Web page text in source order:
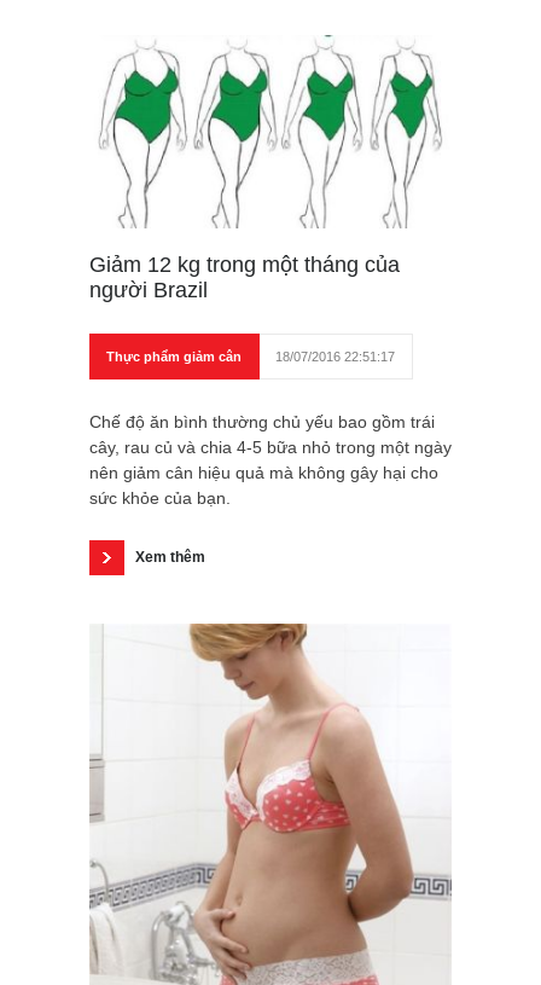
Giảm 12 kg trong một tháng của
người Brazil
Thực phẩm giảm cân 18/07/2016 22:51:17
Chế độ ăn bình thường chủ yếu bao gồm trái
cây, rau củ và chia 4-5 bữa nhỏ trong một ngày
nên giảm cân hiệu quả mà không gây hại cho
sức khỏe của bạn.
Xem thêm